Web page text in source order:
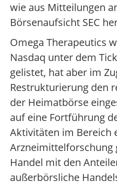
wie aus Mitteilungen
Börsenaufsicht SEC
Omega Therapeutics
Nasdaq unter dem
gelistet, hat aber im
Restrukturierung den
der Heimatbörse
auf eine Fortführung
Aktivitäten im Bereich
Arzneimittelforschung
Handel mit den
außerbörsliche